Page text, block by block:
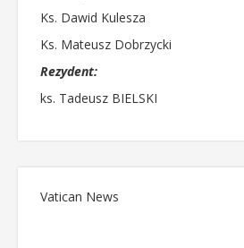
Ks. Dawid Kulesza
Ks. Mateusz Dobrzycki
Rezydent:
ks. Tadeusz BIELSKI
Vatican News